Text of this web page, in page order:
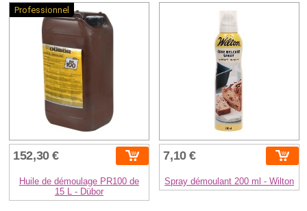
Professionnel
152,30 €
Huile de démoulage PR100 de
15 L - Dübor
7,10 €
Spray démoulant 200 ml - Wilton